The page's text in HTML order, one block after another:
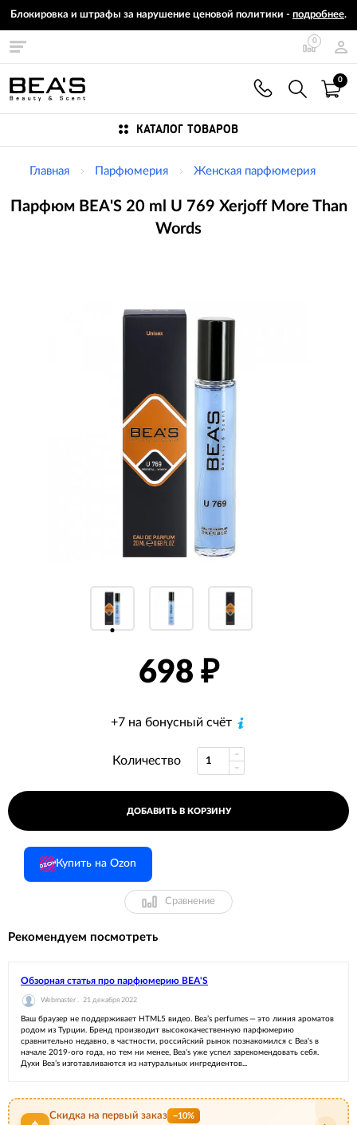
Блокировка и штрафы за нарушение ценовой политики - подробнее.
0
0
КАТАЛОГ ТОВАРОВ
Главная Парфюмерия Женская парфюмерия
Парфюм BEA'S 20 ml U 769 Xerjoff More Than
Words
698 ₽
+7 на бонусный счёт
Количество
ДОБАВИТЬ В КОРЗИНУ
Купить на Ozon
Сравнение
Рекомендуем посмотреть
Обзорная статья про парфюмерию BEA'S
Webmaster . 21 декабря 2022
Ваш браузер не поддерживает HTML5 видео. Bea’s perfumes — это линия ароматов
родом из Турции. Бренд производит высококачественную парфюмерию
сравнительно недавно, в частности, российский рынок познакомился с Bea's в
начале 2019-ого года, но тем ни менее, Bea's уже успел зарекомендовать себя.
Духи Bea’s изготавливаются из натуральных ингредиентов...
Скидка на первый заказ −10%